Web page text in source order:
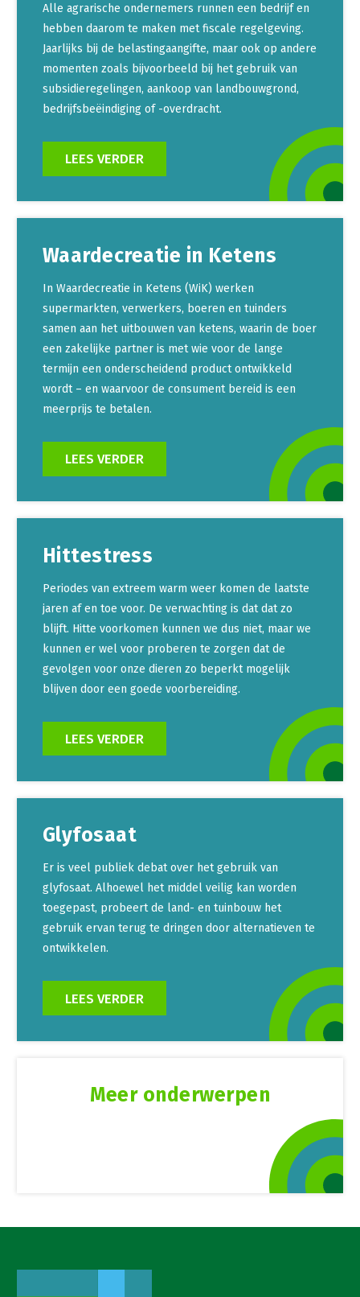
Alle agrarische ondernemers runnen een bedrijf en
hebben daarom te maken met fiscale regelgeving.
Jaarlijks bij de belastingaangifte, maar ook op andere
momenten zoals bijvoorbeeld bij het gebruik van
subsidieregelingen, aankoop van landbouwgrond,
bedrijfsbeëindiging of -overdracht.
LEES VERDER
Waardecreatie in Ketens
In Waardecreatie in Ketens (WiK) werken
supermarkten, verwerkers, boeren en tuinders
samen aan het uitbouwen van ketens, waarin de boer
een zakelijke partner is met wie voor de lange
termijn een onderscheidend product ontwikkeld
wordt – en waarvoor de consument bereid is een
meerprijs te betalen.
LEES VERDER
Hittestress
Periodes van extreem warm weer komen de laatste
jaren af en toe voor. De verwachting is dat dat zo
blijft. Hitte voorkomen kunnen we dus niet, maar we
kunnen er wel voor proberen te zorgen dat de
gevolgen voor onze dieren zo beperkt mogelijk
blijven door een goede voorbereiding.
LEES VERDER
Glyfosaat
Er is veel publiek debat over het gebruik van
glyfosaat. Alhoewel het middel veilig kan worden
toegepast, probeert de land- en tuinbouw het
gebruik ervan terug te dringen door alternatieven te
ontwikkelen.
LEES VERDER
Meer onderwerpen